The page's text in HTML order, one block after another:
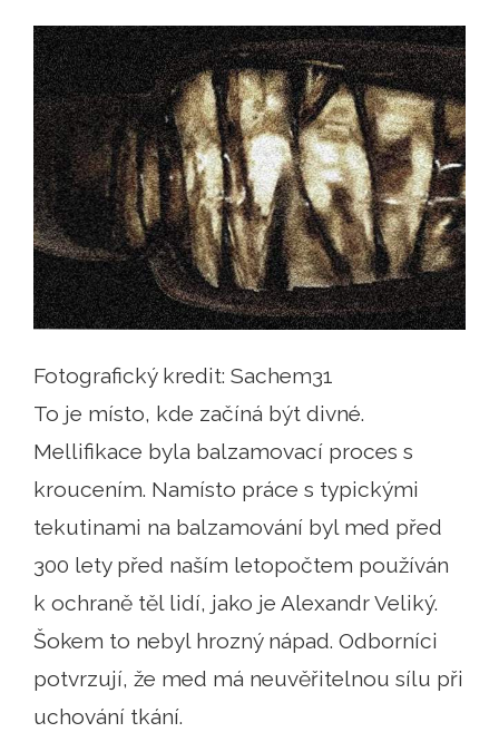
Fotografický kredit: Sachem31
To je místo, kde začíná být divné.
Mellifikace byla balzamovací proces s
kroucením. Namísto práce s typickými
tekutinami na balzamování byl med před
300 lety před naším letopočtem používán
k ochraně těl lidí, jako je Alexandr Veliký.
Šokem to nebyl hrozný nápad. Odborníci
potvrzují, že med má neuvěřitelnou sílu při
uchování tkání.